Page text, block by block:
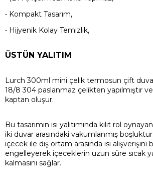
• Kompakt Tasarım,
• Hijyenik Kolay Temizlik,
ÜSTÜN YALITIM
Lurch 300ml mini çelik termosun çift
18/8 304 paslanmaz çelikten yapılmıştır
kaptan oluşur.
Bu tasarımın ısı yalıtımında kilit rol
iki duvar arasındaki vakumlanmış
içecek ile dış ortam arasında ısı
engelleyerek içeceklerin uzun süre sıcak
kalmasını sağlar.